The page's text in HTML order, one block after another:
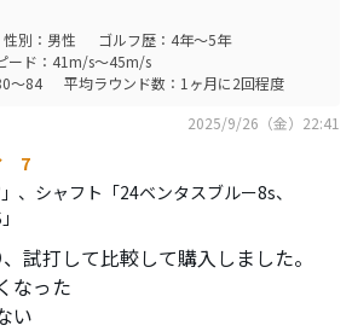
性別：男性
ゴルフ歴：4年～5年
ード：41m/s～45m/s
～84
平均ラウンド数：1ヶ月に2回程度
2025/9/26（金）22:41
7
、シャフト「24ベンタスブルー8s、
試打して比較して購入しました。
なった
い